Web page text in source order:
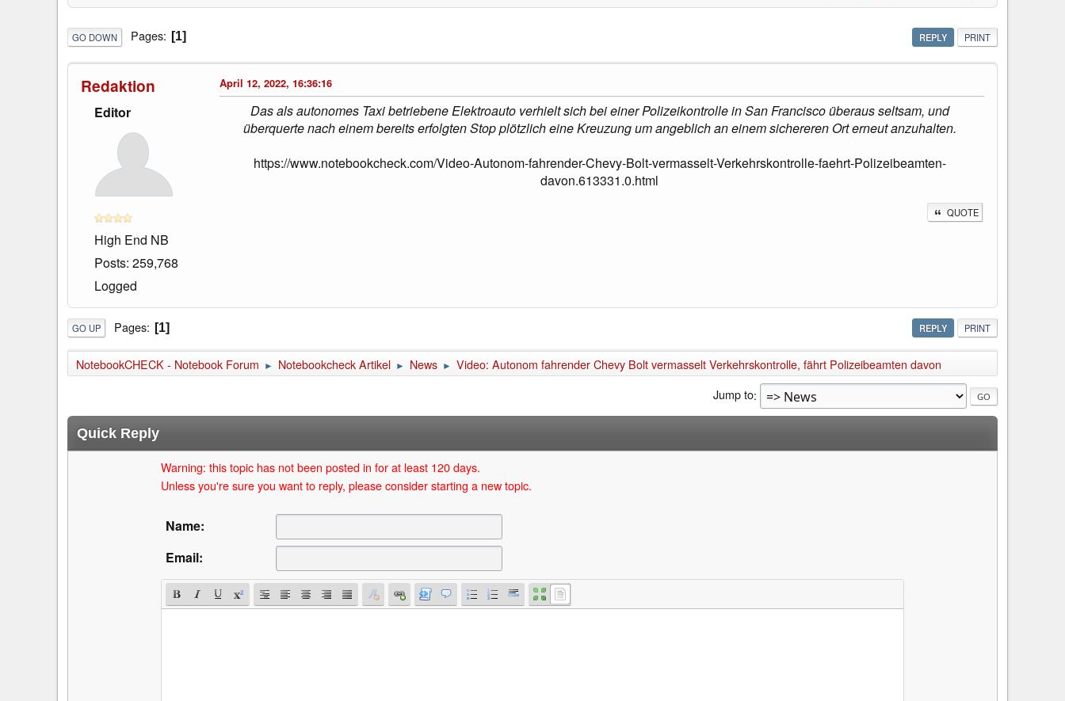
REPLY PRINT
GO DOWN Pages 1
Redaktion
Editor
High End NB
Posts: 259,768
Logged
April 12, 2022, 16:36:16
Das als autonomes Taxi betriebene Elektroauto verhielt sich bei einer Polizeikontrolle in San Francisco überaus seltsam, und
überquerte nach einem bereits erfolgten Stop plötzlich eine Kreuzung um angeblich an einem sichereren Ort erneut anzuhalten.
https://www.notebookcheck.com/Video-Autonom-fahrender-Chevy-Bolt-vermasselt-Verkehrskontrolle-faehrt-Polizeibeamten-
davon.613331.0.html
QUOTE
REPLY PRINT
GO UP Pages 1
NotebookCHECK - Notebook Forum ► Notebookcheck Artikel ► News ► Video: Autonom fahrender Chevy Bolt vermasselt Verkehrskontrolle, fährt Polizeibeamten davon
Jump to
Quick Reply
Warning: this topic has not been posted in for at least 120 days.
Unless you're sure you want to reply, please consider starting a new topic.
Name:
Email: